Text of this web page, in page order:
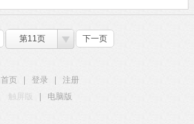
第11页 下一页
首页 登录
注册
触屏版
电脑版